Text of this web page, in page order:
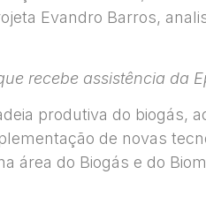
Evandro Barros,
recebe assistência da
produtiva do biogás,
de novas
área do Biogás e do